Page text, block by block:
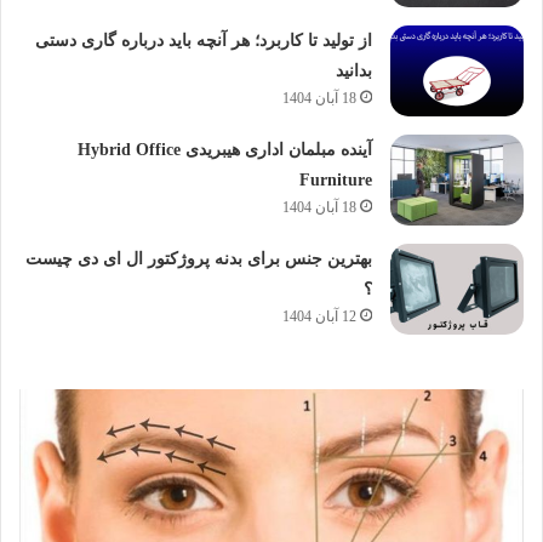
از تولید تا کاربرد؛ هر آنچه باید درباره گاری دستی
بدانید
18 آبان 1404
آینده مبلمان اداری هیبریدی Hybrid Office
Furniture
18 آبان 1404
بهترین جنس برای بدنه پروژکتور ال ای دی چیست
؟
12 آبان 1404